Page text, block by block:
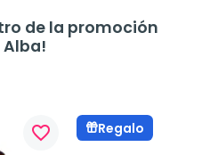
de la promoción
Alba!
favorite_border Regalo